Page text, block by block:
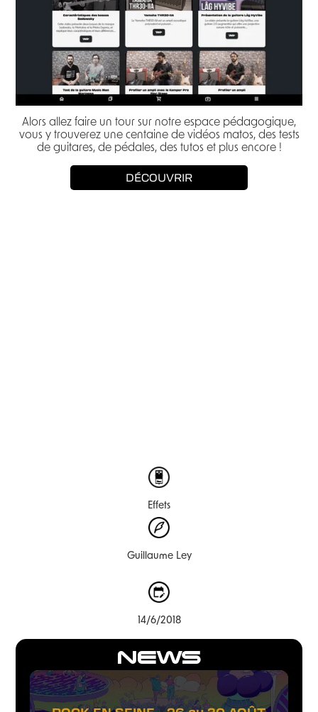
NEWS
Alors allez faire un tour sur notre espace pédagogique,
vous y trouverez une centaine de vidéos matos, des tests
de guitares, de pédales, des tutos et plus encore !
DÉCOUVRIR
Effets
Guillaume Ley
14/6/2018